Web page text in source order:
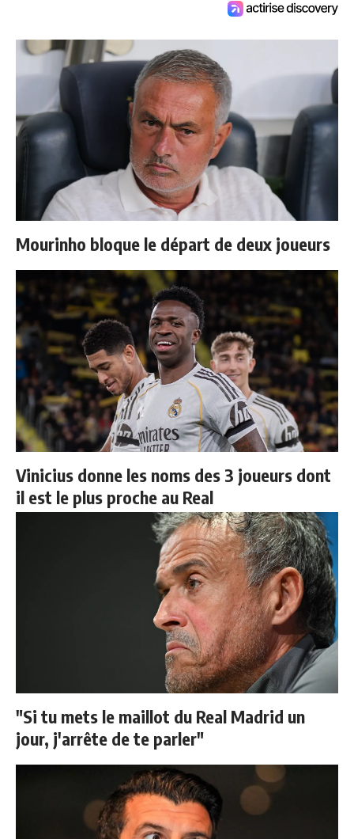
Mourinho bloque le départ de deux joueurs
Vinicius donne les noms des 3 joueurs dont
il est le plus proche au Real
"Si tu mets le maillot du Real Madrid un
jour, j'arrête de te parler"